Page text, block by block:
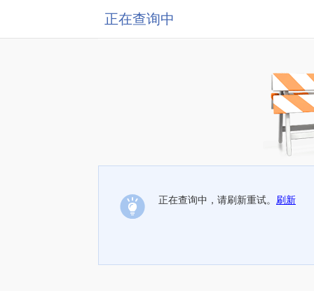
正在查询中
正在查询中，请刷新重试。 刷新